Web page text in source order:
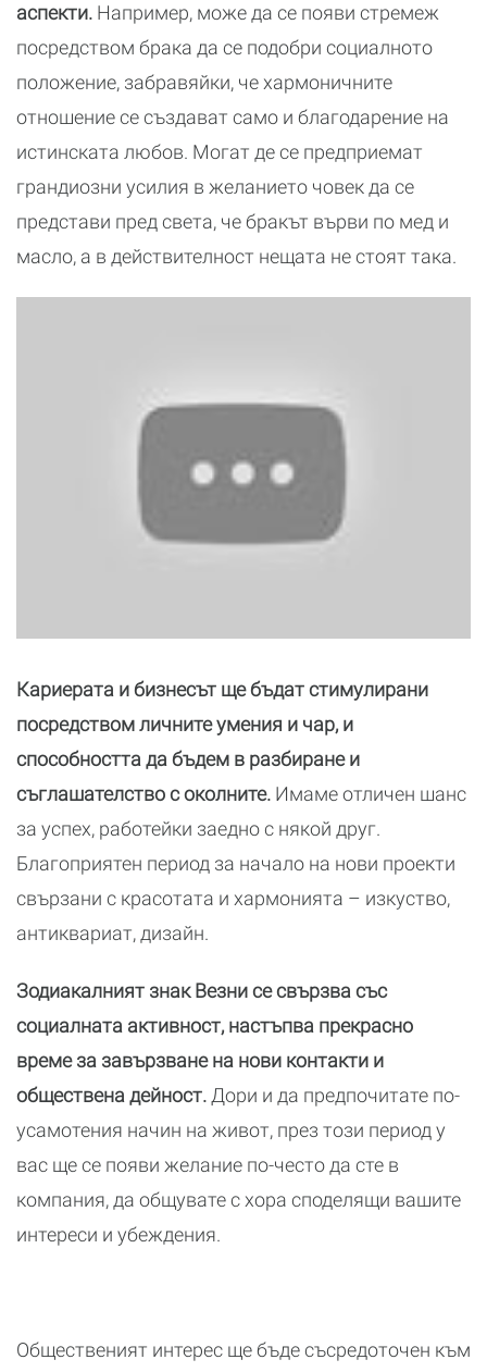
аспекти. Например, може да се появи стремеж
посредством брака да се подобри социалното
положение, забравяйки, че хармоничните
отношение се създават само и благодарение на
истинската любов. Могат де се предприемат
грандиозни усилия в желанието човек да се
представи пред света, че бракът върви по мед и
масло, а в действителност нещата не стоят така.
Кариерата и бизнесът ще бъдат стимулирани
посредством личните умения и чар, и
способността да бъдем в разбиране и
съглашателство с околните. Имаме отличен шанс
за успех, работейки заедно с някой друг.
Благоприятен период за начало на нови проекти
свързани с красотата и хармонията – изкуство,
антиквариат, дизайн.
Зодиакалният знак Везни се свързва със
социалната активност, настъпва прекрасно
време за завързване на нови контакти и
обществена дейност. Дори и да предпочитате по-
усамотения начин на живот, през този период у
вас ще се появи желание по-често да сте в
компания, да общувате с хора споделящи вашите
интереси и убеждения.
Общественият интерес ще бъде съсредоточен към